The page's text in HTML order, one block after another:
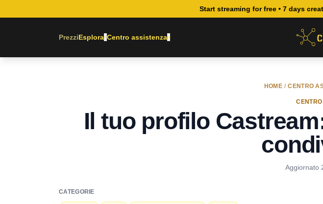
Start streaming for free • 7 days
PrezziEsplora▾Centro assistenza▾
HOME / CENTRO
Il tuo profilo
Aggiornato
CATEGORIE